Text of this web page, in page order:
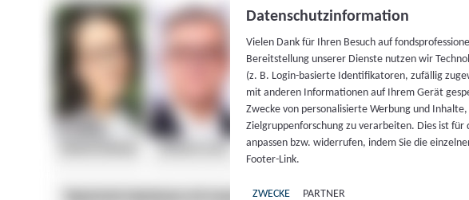
Datenschutzinformation
Vielen Dank für Ihren Besuch auf
Bereitstellung unserer Dienste nutzen wir
(z. B. Login-basierte Identifikatoren, zufällig
mit anderen Informationen auf Ihrem Gerät
Zwecke von personalisierte Werbung und
Zielgruppenforschung zu verarbeiten. Dies ist
anpassen bzw. widerrufen, indem Sie die
Footer-Link.
ZWECKE PARTNER